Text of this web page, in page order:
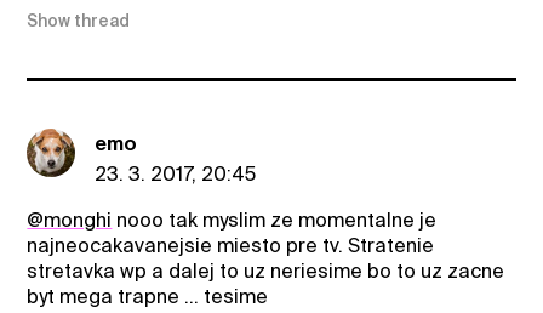
Show thread
emo
23. 3. 2017, 20:45
@monghi nooo tak myslim ze momentalne je
najneocakavanejsie miesto pre tv. Stratenie
stretavka wp a dalej to uz neriesime bo to uz zacne
byt mega trapne ... tesime